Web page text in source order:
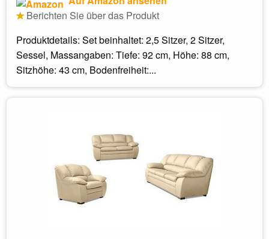
Berichten Sie über das Produkt
Produktdetails: Set beinhaltet: 2,5 Sitzer, 2 Sitzer,
Sessel, Massangaben: Tiefe: 92 cm, Höhe: 88 cm,
Sitzhöhe: 43 cm, Bodenfreiheit:...